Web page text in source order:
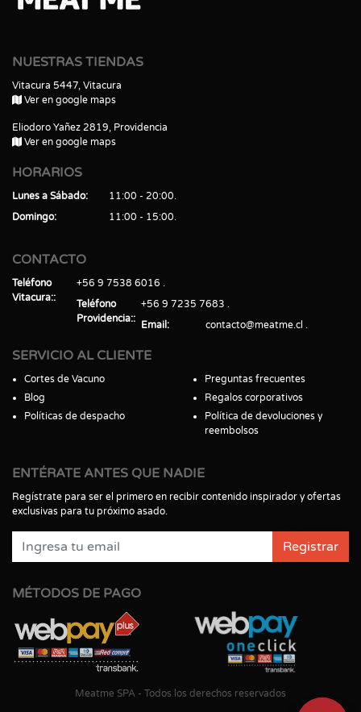
NUESTRAS TIENDAS
Vitacura 5447, Vitacura
Ver en google maps
Eliodoro Yañez 2819, Providencia
Ver en google maps
HORARIOS
Lunes a Sábado
11:00 - 20:00
Domingo
11:00 - 15:00
CONTACTO
Teléfono
Vitacura:
+56 9 7538 6016
Teléfono
Providencia:
+56 9 7235 7683
Email
contacto@meatme.cl
SERVICIO AL CLIENTE
Cortes de Vacuno
Blog
Políticas de despacho
Preguntas frecuentes
Regalos corporativos
Política de devoluciones y
reembolsos
ENTÉRATE ANTES QUE NADIE
Regístrate para ser el primero en recibir contenido inspirador y ofertas
exclusivas para tu próximo asado.
Registrar
MÉTODOS DE PAGO
Meatme SPA - Todos los derechos reservados